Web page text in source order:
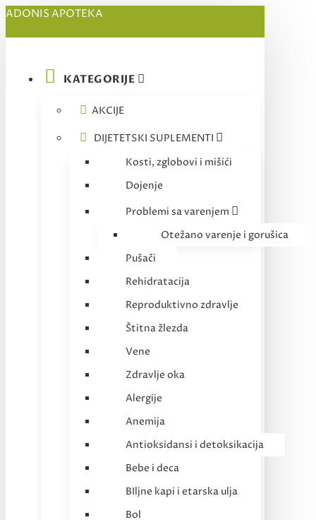
ADONIS APOTEKA
KATEGORIJE
AKCIJE
DIJETETSKI SUPLEMENTI
Kosti, zglobovi i mišići
Dojenje
Problemi sa varenjem
Otežano varenje i gorušica
Pušači
Rehidratacija
Reproduktivno zdravlje
Štitna žlezda
Vene
Zdravlje oka
Alergije
Anemija
Antioksidansi i detoksikacija
Bebe i deca
BIljne kapi i etarska ulja
Bol